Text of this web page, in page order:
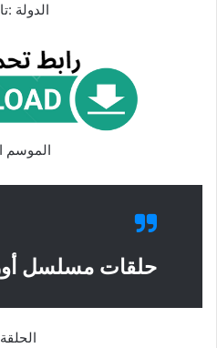
الدولة
الموسم
حلقات مسلسل
الحلقة 1